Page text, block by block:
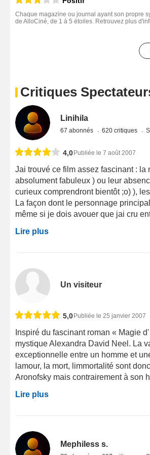
Chaque magazine ou journal ayant son propre
de AlloCiné, de 1 à 5 étoiles. Retrouvez plus
Critiques
Linihila
67 abonnés 620 critiques
4,0 Publiée le 7 août 2007
Jai trouvé ce film assez fascinant :
absolument fabuleux ) ou leur
curieux comprendront bientôt ;o) ),
La façon dont le personnage
même si je dois avouer que jai cru
Lire plus
Un visiteur
5,0 Publiée le 25 janvier 2007
Inspiré du fascinant roman « Magie
mystique Alexandra David Neel. La
exceptionnelle entre un homme et
lamour, la mort, limmortalité sont
Aronofsky mais contrairement à son
Lire plus
Mephiless s.